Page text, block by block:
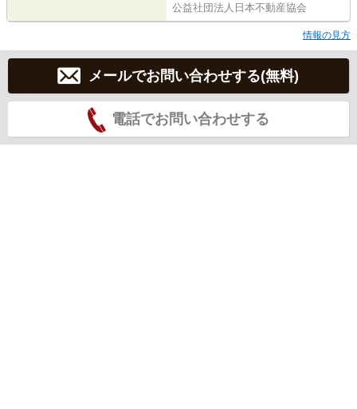
公益社団法人日本不動産協会
情報の見方
メールでお問い合わせする(無料)
電話でお問い合わせする